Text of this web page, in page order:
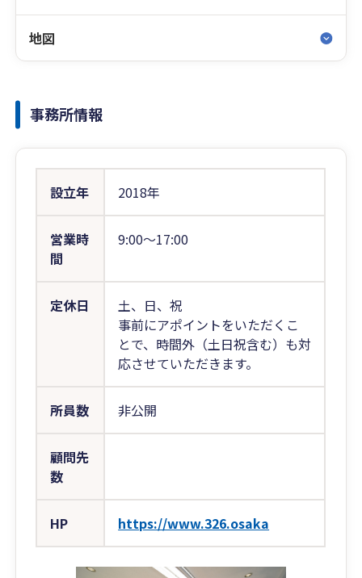
地図
事務所情報
設立年 2018年
営業時
間
9:00〜17:00
定休日
土、日、祝
事前にアポイントをいただくこ
とで、時間外（土日祝含む）も対
応させていただきます。
所員数 非公開
顧問先
数
HP https://www.326.osaka